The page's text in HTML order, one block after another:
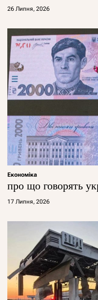
26 Липня, 2026
Економіка
про що говорять
17 Липня, 2026